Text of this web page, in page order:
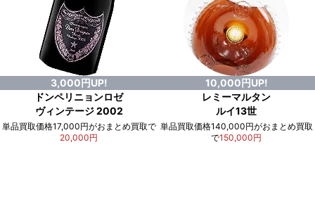
3,000円UP!
ドンペリニョンロゼ
ヴィンテージ 2002
単品買取価格17,000円がおまとめ買取で
20,000円
10,000円UP!
レミーマルタン
ルイ13世
単品買取価格140,000円がおまとめ買取
で150,000円